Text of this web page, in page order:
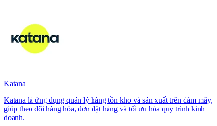
Katana
Katana là ứng dụng quản lý hàng tồn kho và sản xuất trên đám mây,
giúp theo dõi hàng hóa, đơn đặt hàng và tối ưu hóa quy trình kinh
doanh.